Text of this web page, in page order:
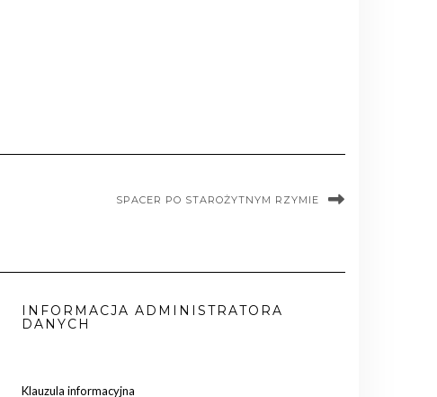
SPACER PO STAROŻYTNYM RZYMIE
INFORMACJA ADMINISTRATORA
DANYCH
Klauzula informacyjna